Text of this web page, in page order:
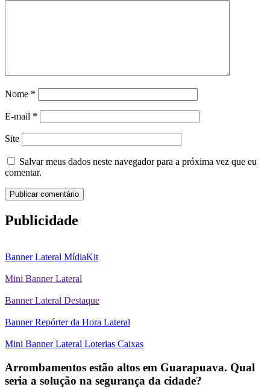
Nome *
E-mail *
Site
Salvar meus dados neste navegador para a próxima vez que eu
comentar.
Publicidade
Banner Lateral MídiaKit
Mini Banner Lateral
Banner Lateral Destaque
Banner Repórter da Hora Lateral
Mini Banner Lateral Loterias Caixas
Arrombamentos estão altos em Guarapuava. Qual
seria a solução na segurança da cidade?